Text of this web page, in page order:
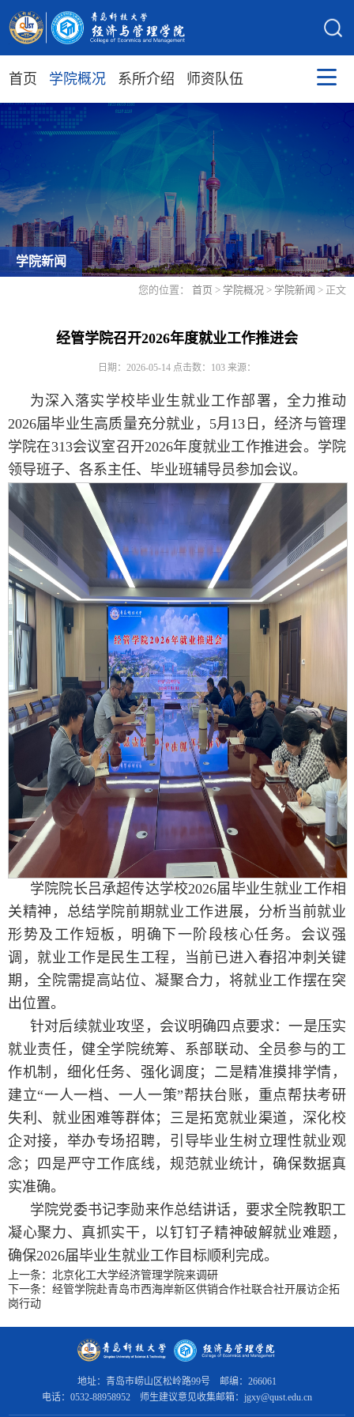
首页 学院概况 系所介绍 师资队伍
学院新闻
您的位置： 首页 > 学院概况 > 学院新闻 > 正文
经管学院召开2026年度就业工作推进会
日期：2026-05-14 点击数： 103 来源：
为深入落实学校毕业生就业工作部署，全力推动
2026届毕业生高质量充分就业，5月13日，经济与管理
学院在313会议室召开2026年度就业工作推进会。学院
领导班子、各系主任、毕业班辅导员参加会议。
学院院长吕承超传达学校2026届毕业生就业工作相
关精神，总结学院前期就业工作进展，分析当前就业
形势及工作短板，明确下一阶段核心任务。会议强
调，就业工作是民生工程，当前已进入春招冲刺关键
期，全院需提高站位、凝聚合力，将就业工作摆在突
出位置。
针对后续就业攻坚，会议明确四点要求：一是压实
就业责任，健全学院统筹、系部联动、全员参与的工
作机制，细化任务、强化调度；二是精准摸排学情，
建立“一人一档、一人一策”帮扶台账，重点帮扶考研
失利、就业困难等群体；三是拓宽就业渠道，深化校
企对接，举办专场招聘，引导毕业生树立理性就业观
念；四是严守工作底线，规范就业统计，确保数据真
实准确。
学院党委书记李勋来作总结讲话，要求全院教职工
凝心聚力、真抓实干，以钉钉子精神破解就业难题，
确保2026届毕业生就业工作目标顺利完成。
上一条： 北京化工大学经济管理学院来调研
下一条： 经管学院赴青岛市西海岸新区供销合作社联合社开展访企拓
岗行动
地址：青岛市崂山区松岭路99号 邮编：266061
电话：0532-88958952 师生建议意见收集邮箱：jgxy@qust.edu.cn